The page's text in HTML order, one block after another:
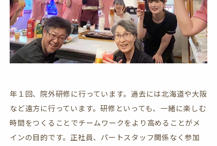
年１回、院外研修に行っています。過去には北海道や大阪
など遠方に行っています。研修といっても、一緒に楽しむ
時間をつくることでチームワークをより高めることがメ
インの目的です。正社員、パートスタッフ関係なく参加